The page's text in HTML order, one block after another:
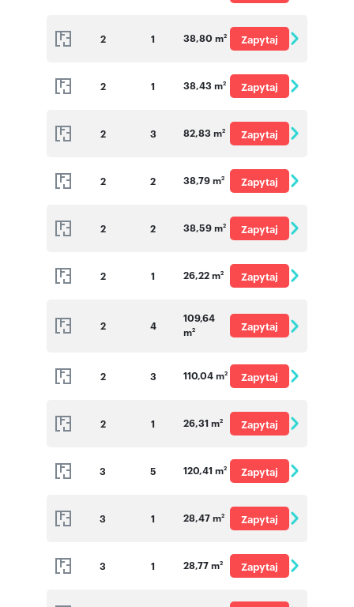
2 1 38,80 m2
Zapytaj
2 1 38,43 m2
Zapytaj
2 3 82,83 m2
Zapytaj
2 2 38,79 m2
Zapytaj
2 2 38,59 m2
Zapytaj
2 1 26,22 m2
Zapytaj
2 4
109,64
m2
Zapytaj
2 3 110,04 m2
Zapytaj
2 1 26,31 m2
Zapytaj
3 5 120,41 m2
Zapytaj
3 1 28,47 m2
Zapytaj
3 1 28,77 m2
Zapytaj